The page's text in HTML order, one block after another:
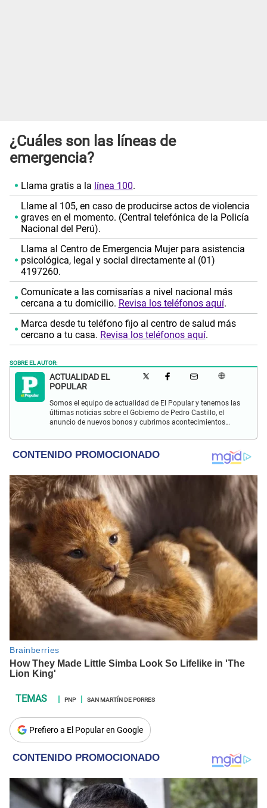
¿Cuáles son las líneas de
emergencia?
Llama gratis a la línea 100.
Llame al 105, en caso de producirse actos de violencia
graves en el momento. (Central telefónica de la Policía
Nacional del Perú).
Llama al Centro de Emergencia Mujer para asistencia
psicológica, legal y social directamente al (01)
4197260.
Comunícate a las comisarías a nivel nacional más
cercana a tu domicilio. Revisa los teléfonos aquí.
Marca desde tu teléfono fijo al centro de salud más
cercano a tu casa. Revisa los teléfonos aquí.
SOBRE EL AUTOR:
ACTUALIDAD EL
POPULAR
Somos el equipo de actualidad de El Popular y tenemos las
últimas noticias sobre el Gobierno de Pedro Castillo, el
anuncio de nuevos bonos y cubrimos acontecimientos
PNP SAN MARTÍN DE PORRES
Prefiero a El Popular en Google